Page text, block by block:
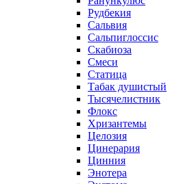
Рудбекия
Сальвия
Сальпиглоссис
Скабиоза
Смеси
Статица
Табак душистый
Тысячелистник
Флокс
Хризантемы
Целозия
Цинерария
Цинния
Энотера